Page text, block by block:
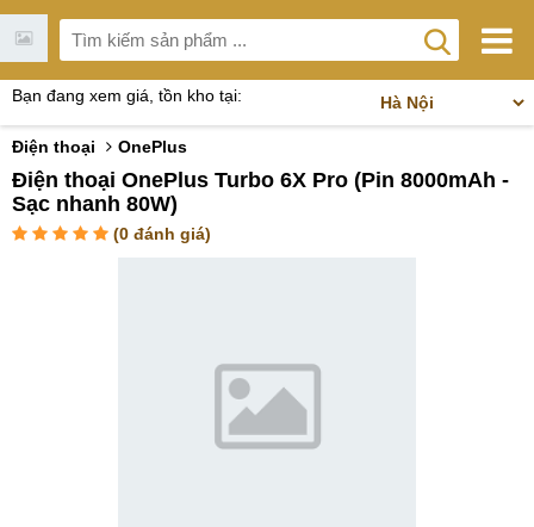
Bạn đang xem giá, tồn kho tại:
Điện thoại OnePlus
Điện thoại OnePlus Turbo 6X Pro (Pin 8000mAh -
Sạc nhanh 80W)
(0 đánh giá)